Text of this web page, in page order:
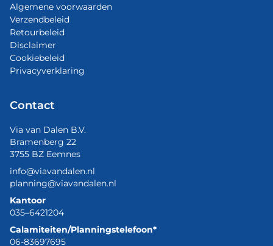
Algemene voorwaarden
Verzendbeleid
Retourbeleid
Disclaimer
Cookiebeleid
Privacyverklaring
Contact
Via van Dalen B.V.
Bramenberg 22
3755 BZ Eemnes
info@viavandalen.nl
planning@viavandalen.nl
Kantoor
035–6421204
Calamiteiten/Planningstelefoon*
06-83697695